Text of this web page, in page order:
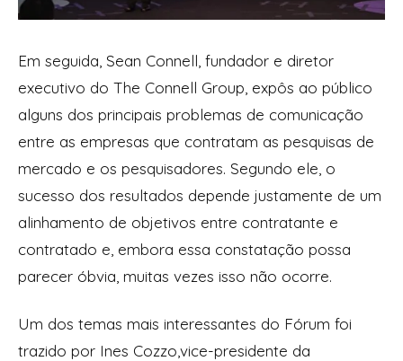
Em seguida, Sean Connell, fundador e diretor
executivo do The Connell Group, expôs ao público
alguns dos principais problemas de comunicação
entre as empresas que contratam as pesquisas de
mercado e os pesquisadores. Segundo ele, o
sucesso dos resultados depende justamente de um
alinhamento de objetivos entre contratante e
contratado e, embora essa constatação possa
parecer óbvia, muitas vezes isso não ocorre.
Um dos temas mais interessantes do Fórum foi
trazido por Ines Cozzo,vice-presidente da